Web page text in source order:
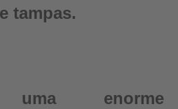
tampas.
uma enorme